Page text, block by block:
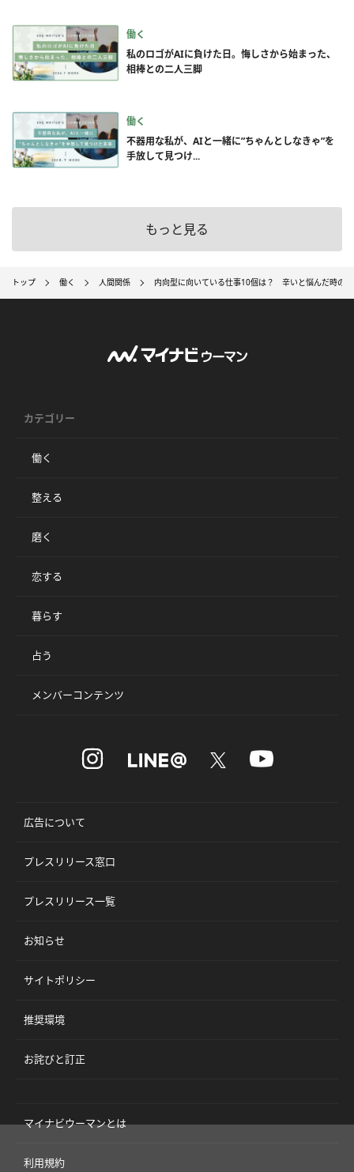
働く
私のロゴがAIに負けた日。悔しさから始まった、
相棒との二人三脚
働く
不器用な私が、AIと一緒に”ちゃんとしなきゃ”を
手放して見つけ...
もっと見る
トップ 働く 人間関係 内向型に向いている仕事10個は？ 辛いと悩んだ時の
カテゴリー
働く
整える
磨く
恋する
暮らす
占う
メンバーコンテンツ
広告について
プレスリリース窓口
プレスリリース一覧
お知らせ
サイトポリシー
推奨環境
お詫びと訂正
マイナビウーマンとは
利用規約